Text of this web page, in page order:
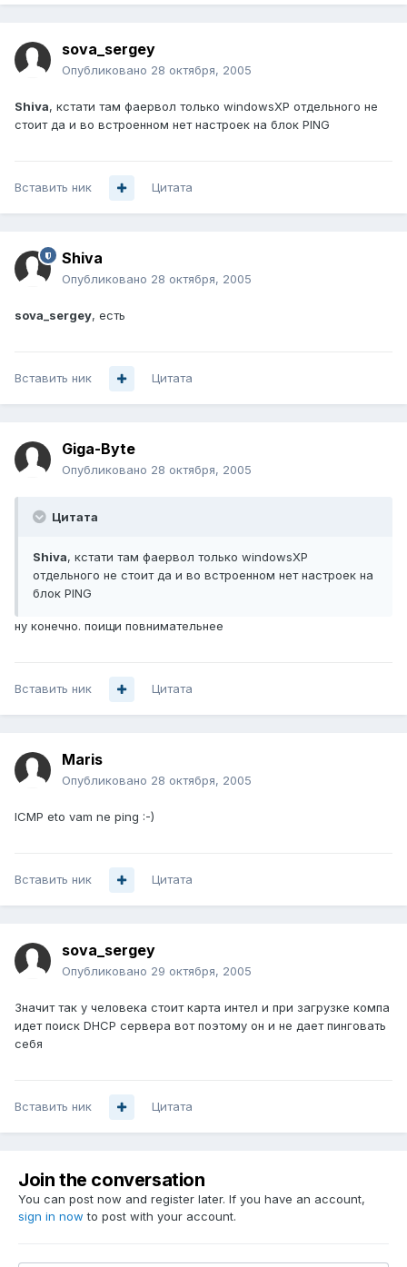
sova_sergey
Опубликовано 28 октября, 2005
Shiva, кстати там фаервол только windowsXP отдельного не
стоит да и во встроенном нет настроек на блок PING
Вставить ник Цитата
Shiva
Опубликовано 28 октября, 2005
sova_sergey, есть
Вставить ник Цитата
Giga-Byte
Опубликовано 28 октября, 2005
Цитата
Shiva, кстати там фаервол только windowsXP
отдельного не стоит да и во встроенном нет настроек на
блок PING
ну конечно. поищи повнимательнее
Вставить ник Цитата
Maris
Опубликовано 28 октября, 2005
ICMP eto vam ne ping :-)
Вставить ник Цитата
sova_sergey
Опубликовано 29 октября, 2005
Значит так у человека стоит карта интел и при загрузке компа
идет поиск DHCP сервера вот поэтому он и не дает пинговать
себя
Вставить ник Цитата
Join the conversation
You can post now and register later. If you have an account,
sign in now to post with your account.